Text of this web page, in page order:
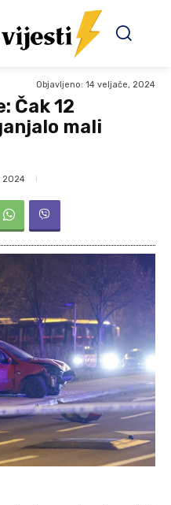
Objavljeno: 14 veljače, 2024
Čak 12
mali
2024